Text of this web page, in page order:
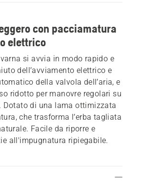
con pacciamatura
elettrico
si avvia in modo rapido e
dell’avviamento elettrico e
della valvola dell’aria, e
ridotto per manovre regolari su
Dotato di una lama ottimizzata
che trasforma l’erba tagliata
Facile da riporre e
all'impugnatura ripiegabile.